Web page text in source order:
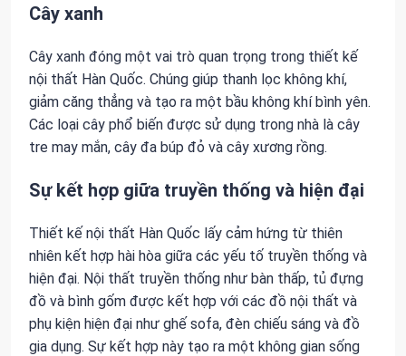
Cây xanh
Cây xanh đóng một vai trò quan trọng trong thiết kế
nội thất Hàn Quốc. Chúng giúp thanh lọc không khí,
giảm căng thẳng và tạo ra một bầu không khí bình yên.
Các loại cây phổ biến được sử dụng trong nhà là cây
tre may mắn, cây đa búp đỏ và cây xương rồng.
Sự kết hợp giữa truyền thống và hiện đại
Thiết kế nội thất Hàn Quốc lấy cảm hứng từ thiên
nhiên kết hợp hài hòa giữa các yếu tố truyền thống và
hiện đại. Nội thất truyền thống như bàn thấp, tủ đựng
đồ và bình gốm được kết hợp với các đồ nội thất và
phụ kiện hiện đại như ghế sofa, đèn chiếu sáng và đồ
gia dụng. Sự kết hợp này tạo ra một không gian sống